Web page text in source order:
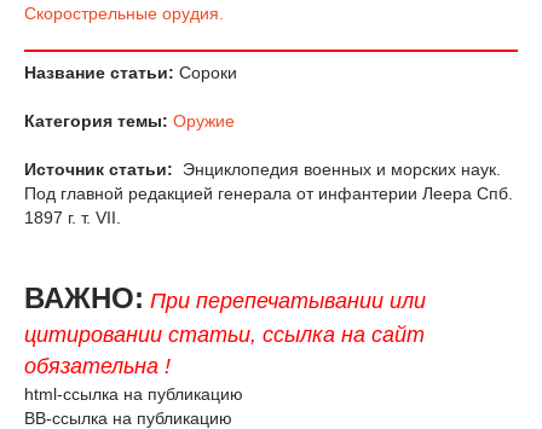
Скорострельные орудия.
Название статьи: Сороки
Категория темы: Оружие
Источник статьи:
Энциклопедия военных и морских наук.
Под главной редакцией генерала от инфантерии Леера Спб.
1897 г. т. VII.
ВАЖНО: При перепечатывании или
цитировании статьи, ссылка на сайт
обязательна !
html-ссылка на публикацию
BB-ссылка на публикацию